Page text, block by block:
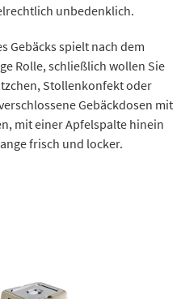
unbedenklich.
Gebäcks spielt nach dem
Rolle, schließlich wollen Sie
Stollenkonfekt oder
Gebäckdosen mit
mit einer Apfelspalte hinein
frisch und locker.